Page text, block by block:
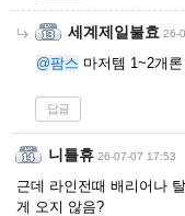
세계제일불효 26-
@팜스 마저템 1~2개
답글
니틀휴 26-07-07 17:53
근데 라인전때 배리어나
게 오지 않음?